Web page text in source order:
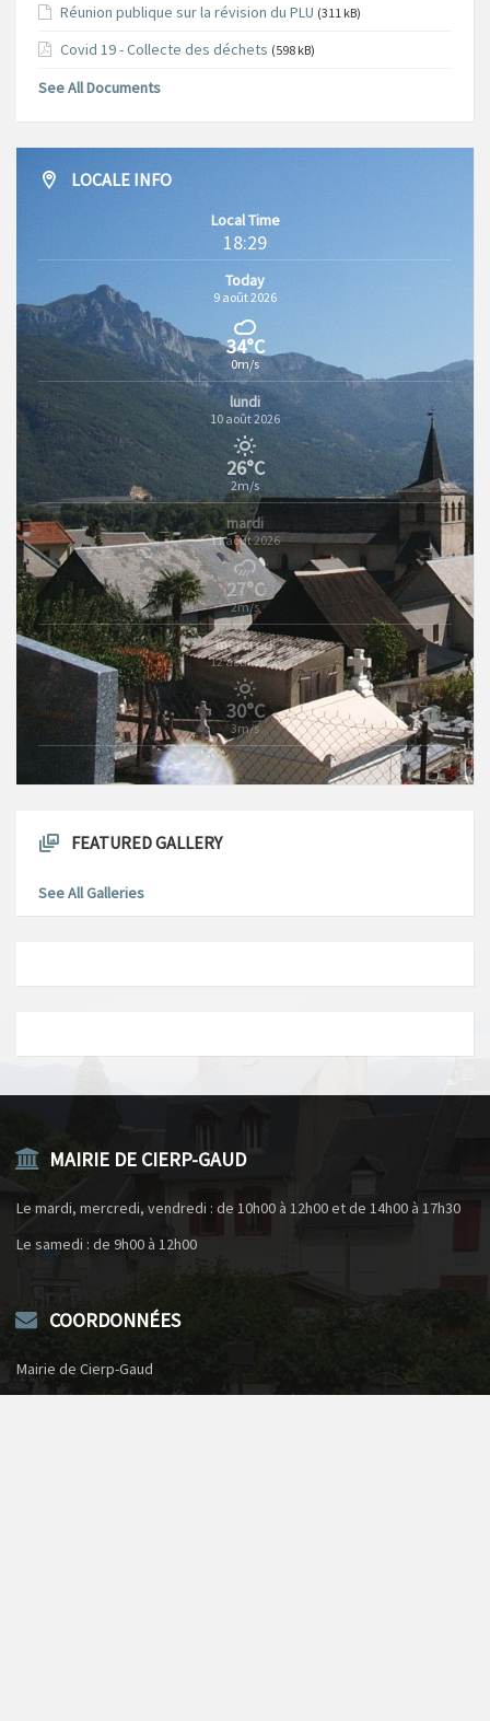
Réunion publique sur la révision du PLU (311 kB)
Covid 19 - Collecte des déchets (598 kB)
See All Documents
LOCALE INFO
Local Time
18:29
Today
9 août 2026
34°C
0m/s
lundi
10 août 2026
26°C
2m/s
mardi
11 août 2026
27°C
2m/s
mercredi
12 août 2026
30°C
3m/s
FEATURED GALLERY
See All Galleries
MAIRIE DE CIERP-GAUD
Le mardi, mercredi, vendredi : de 10h00 à 12h00 et de 14h00 à 17h30
Le samedi : de 9h00 à 12h00
COORDONNÉES
Mairie de Cierp-Gaud